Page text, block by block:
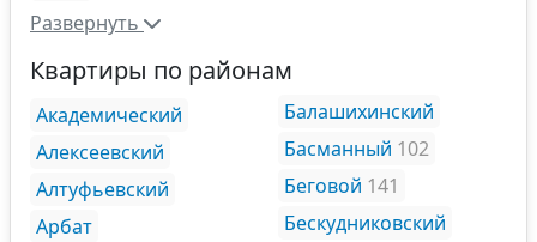
Развернуть
Квартиры по районам
Академический
Алексеевский
Алтуфьевский
Арбат
Балашихинский
Басманный 102
Беговой 141
Бескудниковский